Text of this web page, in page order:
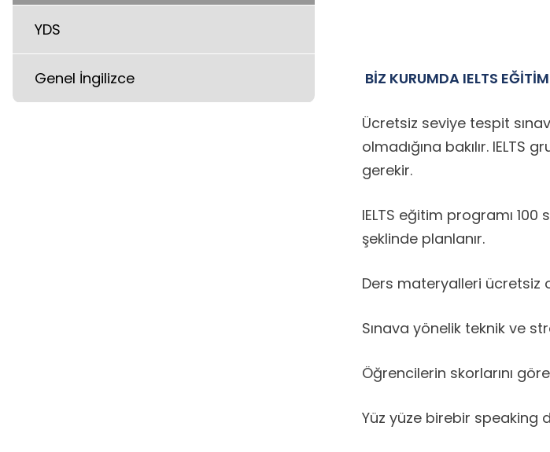
BİZ KURUMDA IELTS
Ücretsiz seviye tespit
olmadığına bakılır.
gerekir.
IELTS eğitim programı
şeklinde planlanır.
Ders materyalleri ücretsiz
Sınava yönelik teknik ve
Öğrencilerin skorlarını
Yüz yüze birebir speaking
YDS
Genel İngilizce